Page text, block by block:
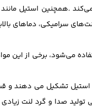
.همچنین استیل
سرامیکی، دماهای
می‌شود، برخی از این
استیل تشکیل می دهند و
تولید صدا و گرد لنت